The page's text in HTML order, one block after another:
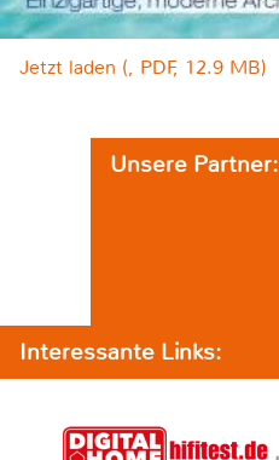
Jetzt laden (, PDF, 12.9 MB)
Unsere Partner:
Interessante Links: